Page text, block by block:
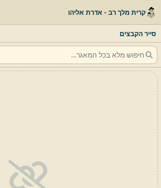
קרית מלך רב - אדרת אליהו
סייר הקבצים